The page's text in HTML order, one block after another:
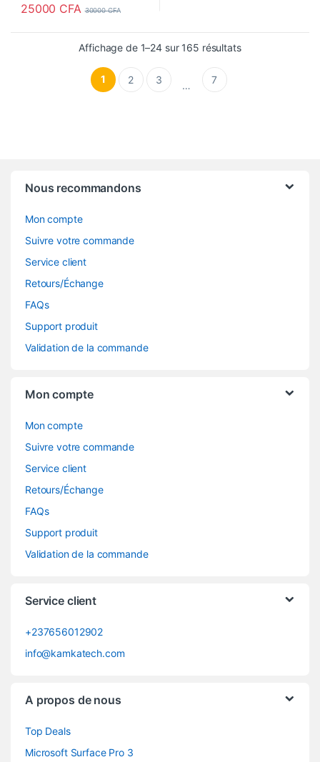
25000 CFA 30000CFA
Affichage de 1–24 sur 165 résultats
1 2 3 … 7
Nous recommandons
Mon compte
Suivre votre commande
Service client
Retours/Échange
FAQs
Support produit
Validation de la commande
Mon compte
Mon compte
Suivre votre commande
Service client
Retours/Échange
FAQs
Support produit
Validation de la commande
Service client
+237656012902
info@kamkatech.com
A propos de nous
Top Deals
Microsoft Surface Pro 3